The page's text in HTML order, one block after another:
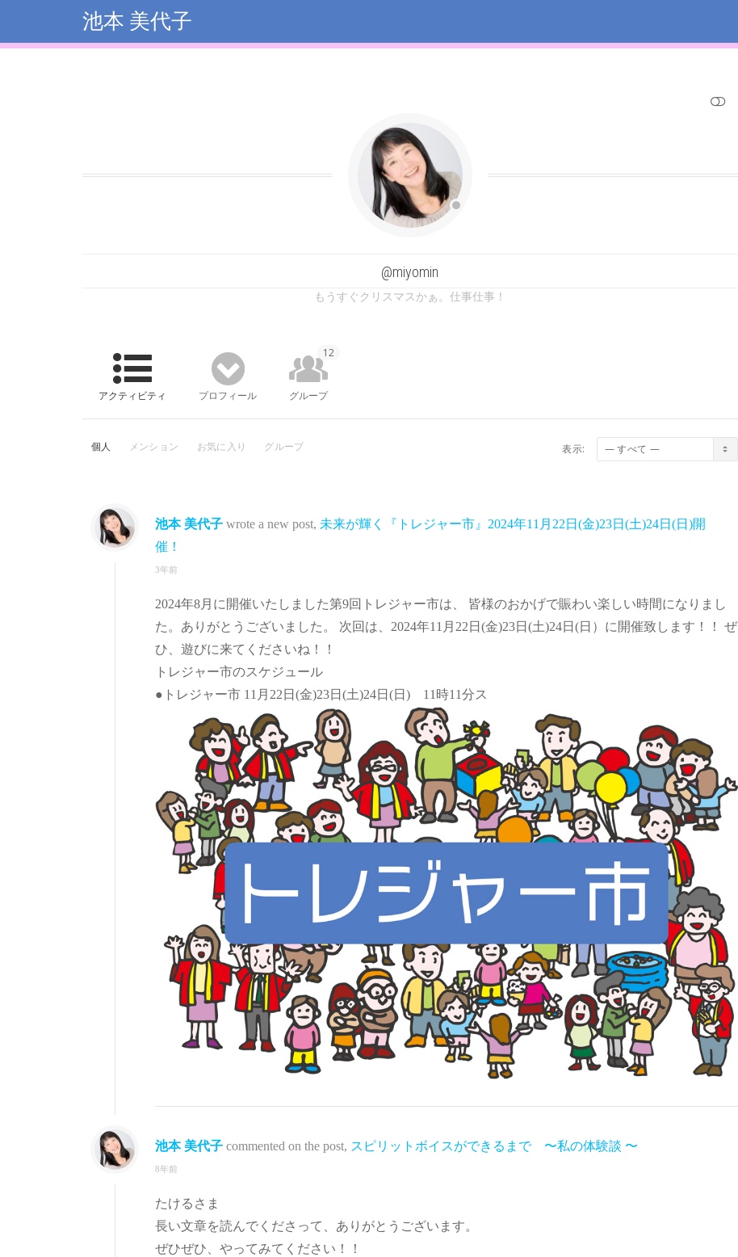
池本 美代子
@miyomin
もうすぐクリスマスかぁ。仕事仕事！
アクティビティ プロフィール グループ
12
個人 メンション お気に入り グループ 表示:
池本 美代子 wrote a new post, 未来が輝く『トレジャー市』2024年11月22日(金)23日(土)24日(日)開
催！
3年前
2024年8月に開催いたしました第9回トレジャー市は、 皆様のおかげで賑わい楽しい時間になりまし
た。ありがとうございました。 次回は、2024年11月22日(金)23日(土)24日(日）に開催致します！！ ぜ
ひ、遊びに来てくださいね！！
トレジャー市のスケジュール
●トレジャー市 11月22日(金)23日(土)24日(日) 11時11分ス
池本 美代子 commented on the post, スピリットボイスができるまで 〜私の体験談 〜
8年前
たけるさま
長い文章を読んでくださって、ありがとうございます。
ぜひぜひ、やってみてください！！